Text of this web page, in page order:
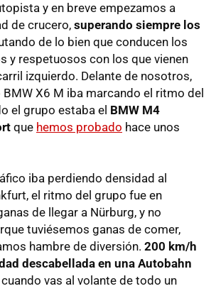
y en breve empezamos a
de crucero, superando siempre los
de lo bien que conducen los
y respetuosos con los que vienen
izquierdo. Delante de nosotros,
X6 M iba marcando el ritmo del
el grupo estaba el BMW M4
que hemos probado hace unos
iba perdiendo densidad al
el ritmo del grupo fue en
de llegar a Nürburg, y no
tuviésemos ganas de comer,
hambre de diversión. 200 km/h
descabellada en una Autobahn
cuando vas al volante de todo un